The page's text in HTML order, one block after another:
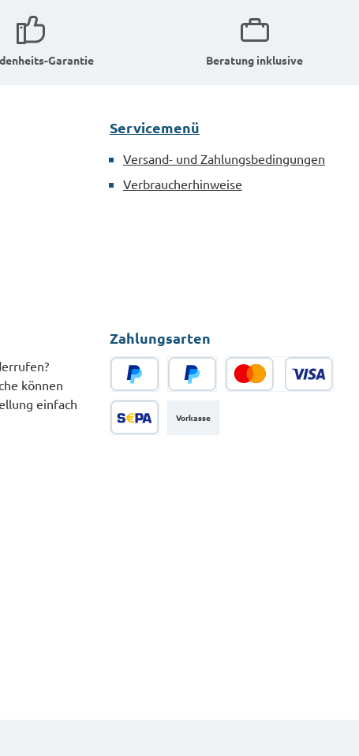
Garantie Beratung inklusive
Servicemenü
Versand- und Zahlungsbedingungen
Verbraucherhinweise
können
einfach
Zahlungsarten
PayPal
Vorkasse